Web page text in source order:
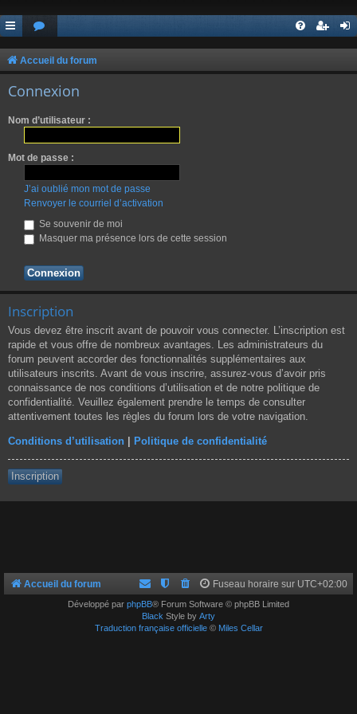
Accueil du forum
Connexion
Nom d’utilisateur :
Mot de passe :
J’ai oublié mon mot de passe
Renvoyer le courriel d’activation
Se souvenir de moi
Masquer ma présence lors de cette session
Inscription
Vous devez être inscrit avant de pouvoir vous connecter. L’inscription est
rapide et vous offre de nombreux avantages. Les administrateurs du
forum peuvent accorder des fonctionnalités supplémentaires aux
utilisateurs inscrits. Avant de vous inscrire, assurez-vous d’avoir pris
connaissance de nos conditions d’utilisation et de notre politique de
confidentialité. Veuillez également prendre le temps de consulter
attentivement toutes les règles du forum lors de votre navigation.
Conditions d’utilisation Politique de confidentialité
Inscription
Accueil du forum Fuseau horaire sur UTC+02:00
Développé par phpBB® Forum Software © phpBB Limited
Black Style by Arty
Traduction française officielle© Miles Cellar